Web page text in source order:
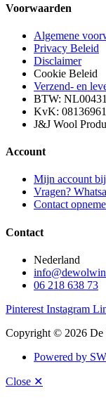
Voorwaarden
Algemene
Privacy Beleid
Disclaimer
Cookie Beleid
Verzend- en
BTW:
KvK: 08136961
J&J Wool
Account
Mijn account
Vragen?
Contact
Contact
Nederland
06 218 638 73
Pinterest Instagram
Copyright © 2026 De
Powered by
Close ✕